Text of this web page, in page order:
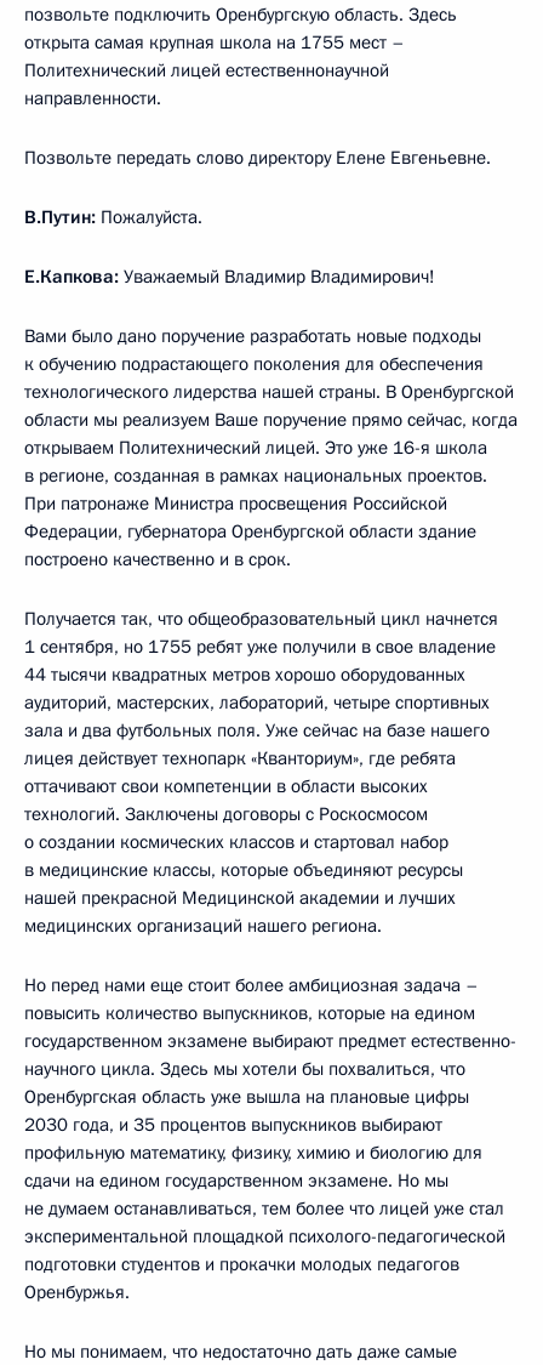
позвольте подключить Оренбургскую область. Здесь
открыта самая крупная школа на 1755 мест –
Политехнический лицей естественнонаучной
направленности.
Позвольте передать слово директору Елене Евгеньевне.
В.Путин: Пожалуйста.
Е.Капкова: Уважаемый Владимир Владимирович!
Вами было дано поручение разработать новые подходы
к обучению подрастающего поколения для обеспечения
технологического лидерства нашей страны. В Оренбургской
области мы реализуем Ваше поручение прямо сейчас, когда
открываем Политехнический лицей. Это уже 16-я школа
в регионе, созданная в рамках национальных проектов.
При патронаже Министра просвещения Российской
Федерации, губернатора Оренбургской области здание
построено качественно и в срок.
Получается так, что общеобразовательный цикл начнется
1 сентября, но 1755 ребят уже получили в свое владение
44 тысячи квадратных метров хорошо оборудованных
аудиторий, мастерских, лабораторий, четыре спортивных
зала и два футбольных поля. Уже сейчас на базе нашего
лицея действует технопарк «Кванториум», где ребята
оттачивают свои компетенции в области высоких
технологий. Заключены договоры с Роскосмосом
о создании космических классов и стартовал набор
в медицинские классы, которые объединяют ресурсы
нашей прекрасной Медицинской академии и лучших
медицинских организаций нашего региона.
Но перед нами еще стоит более амбициозная задача –
повысить количество выпускников, которые на едином
государственном экзамене выбирают предмет естественно-
научного цикла. Здесь мы хотели бы похвалиться, что
Оренбургская область уже вышла на плановые цифры
2030 года, и 35 процентов выпускников выбирают
профильную математику, физику, химию и биологию для
сдачи на едином государственном экзамене. Но мы
не думаем останавливаться, тем более что лицей уже стал
экспериментальной площадкой психолого-педагогической
подготовки студентов и прокачки молодых педагогов
Оренбуржья.
Но мы понимаем, что недостаточно дать даже самые